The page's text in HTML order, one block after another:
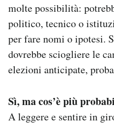
molte possibilità:
politico, tecnico o
per fare nomi o ipotesi.
dovrebbe sciogliere le
elezioni anticipate,
Sì, ma cos’è più
A leggere e sentire in